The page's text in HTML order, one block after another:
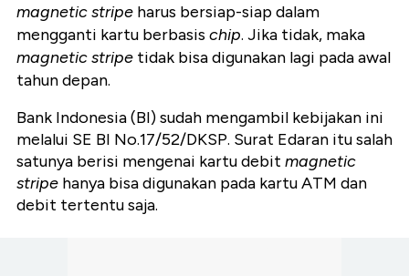
magnetic stripe harus bersiap-siap dalam
mengganti kartu berbasis chip. Jika tidak, maka
magnetic stripe tidak bisa digunakan lagi pada awal
tahun depan.
Bank Indonesia (BI) sudah mengambil kebijakan ini
melalui SE BI No.17/52/DKSP. Surat Edaran itu salah
satunya berisi mengenai kartu debit magnetic
stripe hanya bisa digunakan pada kartu ATM dan
debit tertentu saja.